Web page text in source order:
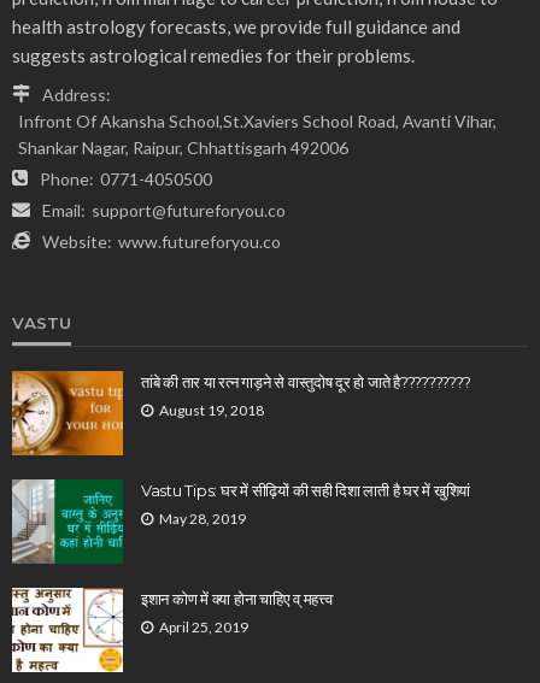
health astrology forecasts, we provide full guidance and
suggests astrological remedies for their problems.
Address:
Infront Of Akansha School,St.Xaviers School Road, Avanti Vihar,
Shankar Nagar, Raipur, Chhattisgarh 492006
Phone: 0771-4050500
Email: support@futureforyou.co
Website: www.futureforyou.co
VASTU
तांबे की तार या रत्न गाड़ने से वास्तुदोष दूर हो जाते है??????????
August 19, 2018
Vastu Tips: घर में सीढ़ियों की सही दिशा लाती है घर में खुशियां
May 28, 2019
इशान कोण में क्या होना चाहिए व् महत्त्व
April 25, 2019